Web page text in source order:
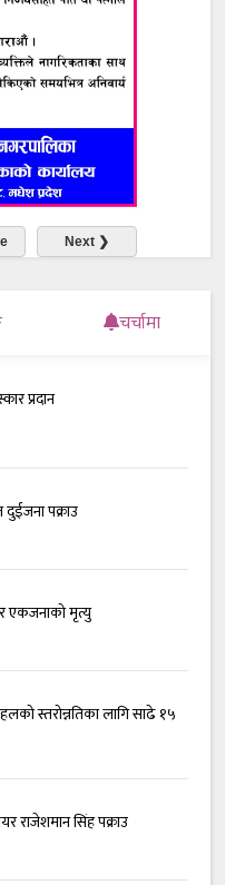
Next ❯
चर्चामा
प्रदान
दुईजना पक्राउ
एकजनाको मृत्यु
स्तरोन्नतिका लागि साढे १५
राजेशमान सिंह पक्राउ